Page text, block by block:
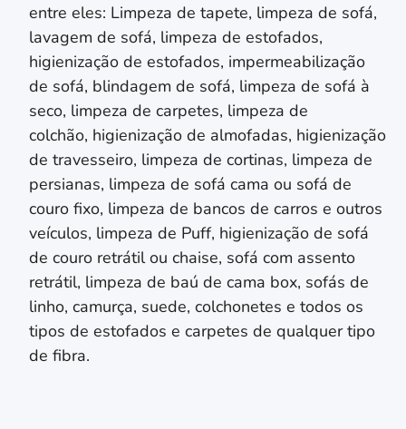
entre eles: Limpeza de tapete, limpeza de sofá,
lavagem de sofá, limpeza de estofados,
higienização de estofados, impermeabilização
de sofá, blindagem de sofá, limpeza de sofá à
seco, limpeza de carpetes, limpeza de
colchão, higienização de almofadas, higienização
de travesseiro, limpeza de cortinas, limpeza de
persianas, limpeza de sofá cama ou sofá de
couro fixo, limpeza de bancos de carros e outros
veículos, limpeza de Puff, higienização de sofá
de couro retrátil ou chaise, sofá com assento
retrátil, limpeza de baú de cama box, sofás de
linho, camurça, suede, colchonetes e todos os
tipos de estofados e carpetes de qualquer tipo
de fibra.